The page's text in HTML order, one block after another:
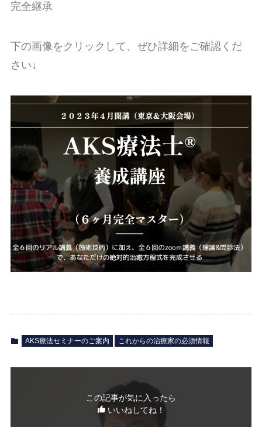
完全継承
下の画像をクリックして、ぜひ詳細をご確認くだ
さい↓
AKS療法セミナーのご案内 これからの治療家の必須情報
この記事が気に入ったら
いいねしてね！